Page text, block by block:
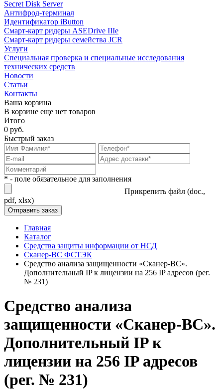
Secret Disk Server
Антифрод-терминал
Идентификатор iButton
Смарт-карт ридеры ASEDrive IIIe
Смарт-карт ридеры семейства JCR
Услуги
Специальная проверка и специальные исследования
технических средств
Новости
Статьи
Контакты
Ваша корзина
В корзине еще нет товаров
Итого
0 руб.
Быстрый заказ
* - поле обязательное для заполнения
Прикрепить файл (doc.,
pdf, xlsx)
Главная
Каталог
Средства защиты информации от НСД
Сканер-ВС ФСТЭК
Средство анализа защищенности «Сканер-ВС».
Дополнительный IP к лицензии на 256 IP адресов (рег.
№ 231)
Средство анализа
защищенности «Сканер-ВС».
Дополнительный IP к
лицензии на 256 IP адресов
(рег. № 231)